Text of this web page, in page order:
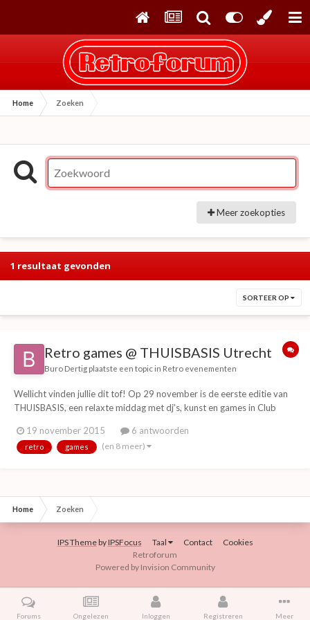
Home Zoeken
Meer zoekopties
1 resultaat gevonden
SORTEER OP
Retro games @ THUISBASIS Utrecht
Buro Dertig plaatste een topic in Retro evenementen
Wellicht vinden jullie dit tof! Op 29 november is de eerste editie van
THUISBASIS, een relaxte middag met dj’s, kunst en games in Club
pokeren of toffe expo’s bekijken. Uiteraard is aan eten en drinken ook
gedacht. T42's Ar...
19 november 2015 6 antwoorden
retro games (en 8 meer)
Home Zoeken
IPS ThemebyIPSFocus Taal Contact
Cookies
Retroforum
Powered by Invision Community
Forums Ongelezen Inloggen Registreren Meer